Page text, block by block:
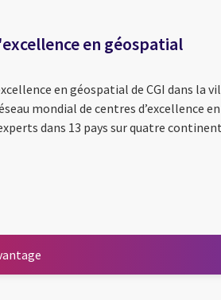
en géospatial
en géospatial de CGI dans la
mondial de centres d’excellence
dans 13 pays sur quatre